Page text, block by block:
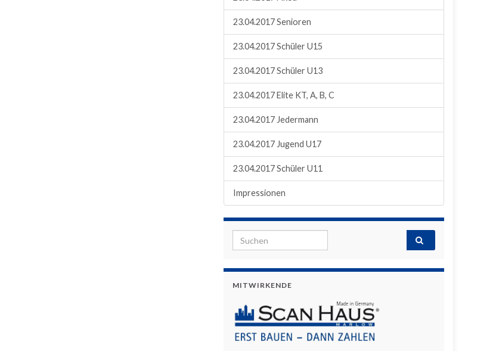
23.04.2017 Senioren
23.04.2017 Schüler U15
23.04.2017 Schüler U13
23.04.2017 Elite KT, A, B, C
23.04.2017 Jedermann
23.04.2017 Jugend U17
23.04.2017 Schüler U11
Impressionen
Search for:
MITWIRKENDE